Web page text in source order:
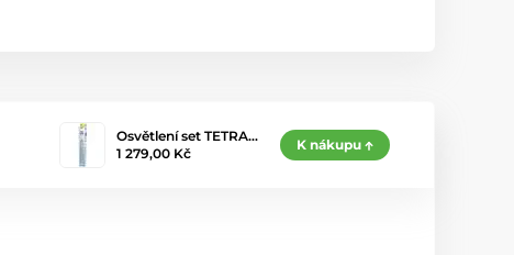
Osvětlení set TETRA…
1 279,00 Kč
K nákupu